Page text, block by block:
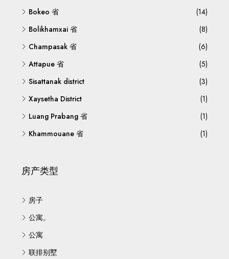
Bokeo 省
(14)
Bolikhamxai 省
(8)
Champasak 省
(6)
Attapue 省
(5)
Sisattanak district
(3)
Xaysetha District
(1)
Luang Prabang 省
(1)
Khammouane 省
(1)
房产类型
房子
公寓。
公寓
联排别墅